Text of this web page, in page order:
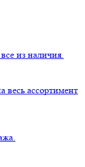
из наличия.
ассортимент